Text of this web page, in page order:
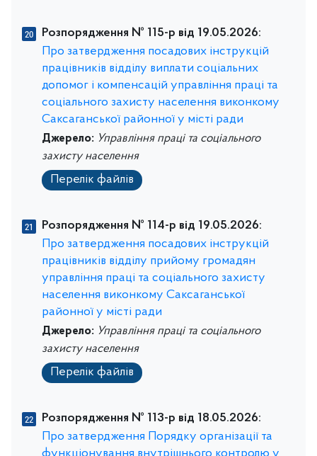
Розпорядження № 115-р від 19.05.2026:
Про затвердження посадових інструкцій
працівників відділу виплати соціальних
допомог і компенсацій управління праці та
соціального захисту населення виконкому
Саксаганської районної у місті ради
Джерело: Управління праці та соціального
захисту населення
Перелік файлів
Розпорядження № 114-р від 19.05.2026:
Про затвердження посадових інструкцій
працівників відділу прийому громадян
управління праці та соціального захисту
населення виконкому Саксаганської
районної у місті ради
Джерело: Управління праці та соціального
захисту населення
Перелік файлів
Розпорядження № 113-р від 18.05.2026:
Про затвердження Порядку організації та